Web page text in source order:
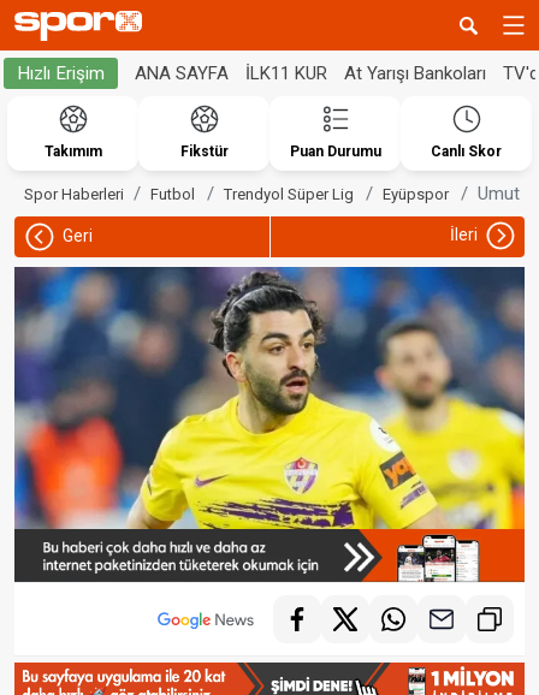
Hızlı Erişim ANA SAYFA İLK11 KUR At Yarışı Bankoları
Takımım Fikstür Puan Durumu Canlı Skor
Spor Haberleri Futbol Trendyol Süper Lig Eyüpspor Umut
Geri İleri